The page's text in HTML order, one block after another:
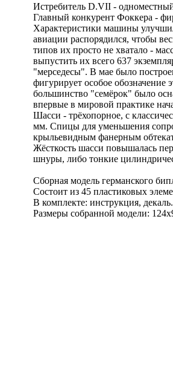
Истребитель D.VII -
Главный конкурент Фоккера -
Характеристики машины
авиации распорядился, чтобы
типов их просто не хватало -
выпустить их всего 637
"мерседесы". В мае было
фигурирует особое
большинство "семёрок" было
впервые в мировой практике
Шасси - трёхопорное, с
мм. Спицы для уменьшения
крыльевидным фанерным
Жёсткость шасси повышалась
шнуры, либо тонкие
Сборная модель германского
Состоит из 45 пластиковых
В комплекте: инструкция, декаль.
Размеры собранной модели: